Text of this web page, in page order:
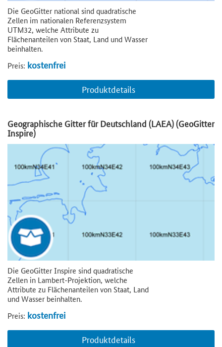
Die GeoGitter national sind quadratische
Zellen im nationalen Referenzsystem
UTM32, welche Attribute zu
Flächenanteilen von Staat, Land und Wasser
beinhalten.
Preis: kostenfrei
Produktdetails
Geographische Gitter für Deutschland (LAEA) (GeoGitter
Inspire)
Die GeoGitter Inspire sind quadratische
Zellen in Lambert-Projektion, welche
Attribute zu Flächenanteilen von Staat, Land
und Wasser beinhalten.
Preis: kostenfrei
Produktdetails